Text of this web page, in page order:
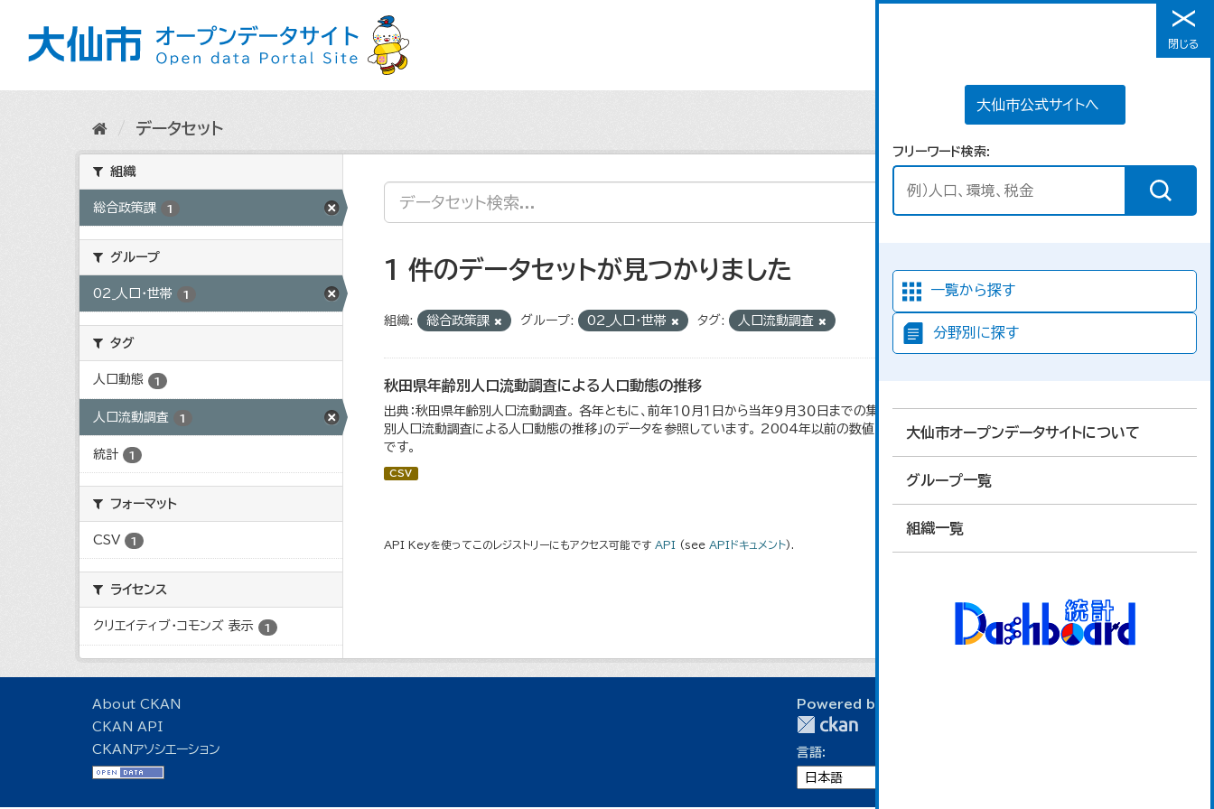
メニュー
大仙市公式サイトへ
フリーワード検索
一覧から探す
分野別に探す
大仙市オープンデータサイトについて
グループ一覧
組織一覧
閉じる
データセット
組織
総合政策課 1
グループ
02_人口・世帯 1
タグ
人口動態 1
人口流動調査 1
統計 1
フォーマット
CSV 1
ライセンス
クリエイティブ・コモンズ 表示 1
1 件のデータセットが見つかりました
組織: 総合政策課 グループ: 02_人口・世帯 タグ: 人口流動調査
秋田県年齢別人口流動調査による人口動態の推移
出典：秋田県年齢別人口流動調査。 各年ともに、前年１０月１日から当年９月３０日までの集計。 大仙市の統計「2-10 秋田県年齢
別人口流動調査による人口動態の推移」のデータを参照しています。 2004年以前の数値は合併前市町村の数値を合算したもの
です。
CSV
API Keyを使ってこのレジストリーにもアクセス可能です API (see APIドキュメント).
About CKAN
CKAN API
CKANアソシエーション
Powered by
言語